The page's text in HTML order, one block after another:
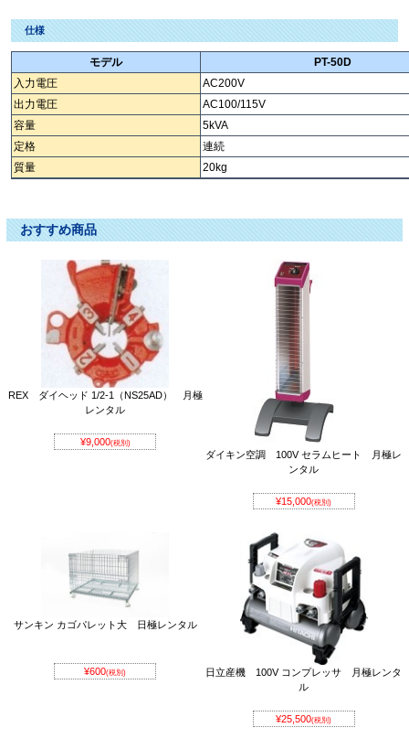
仕様
モデル
PT-50D
入力電圧
AC200V
出力電圧
AC100/115V
容量
5kVA
定格
連続
質量
20kg
おすすめ商品
REX ダイヘッド 1/2-1（NS25AD） 月極
レンタル
¥9,000(税別)
ダイキン空調 100V セラムヒート 月極レ
ンタル
¥15,000(税別)
サンキン カゴパレット大 日極レンタル
¥600(税別)
日立産機 100V コンプレッサ 月極レンタ
ル
¥25,500(税別)